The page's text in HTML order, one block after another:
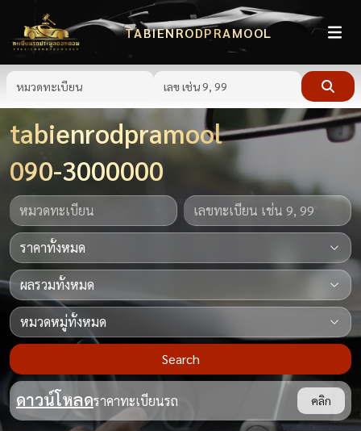
TABIENRODPRAMOOL
tabienrodpramool
090-3000000
Search
ดาวน์โหลดราคาทะเบียนรถ คลิก